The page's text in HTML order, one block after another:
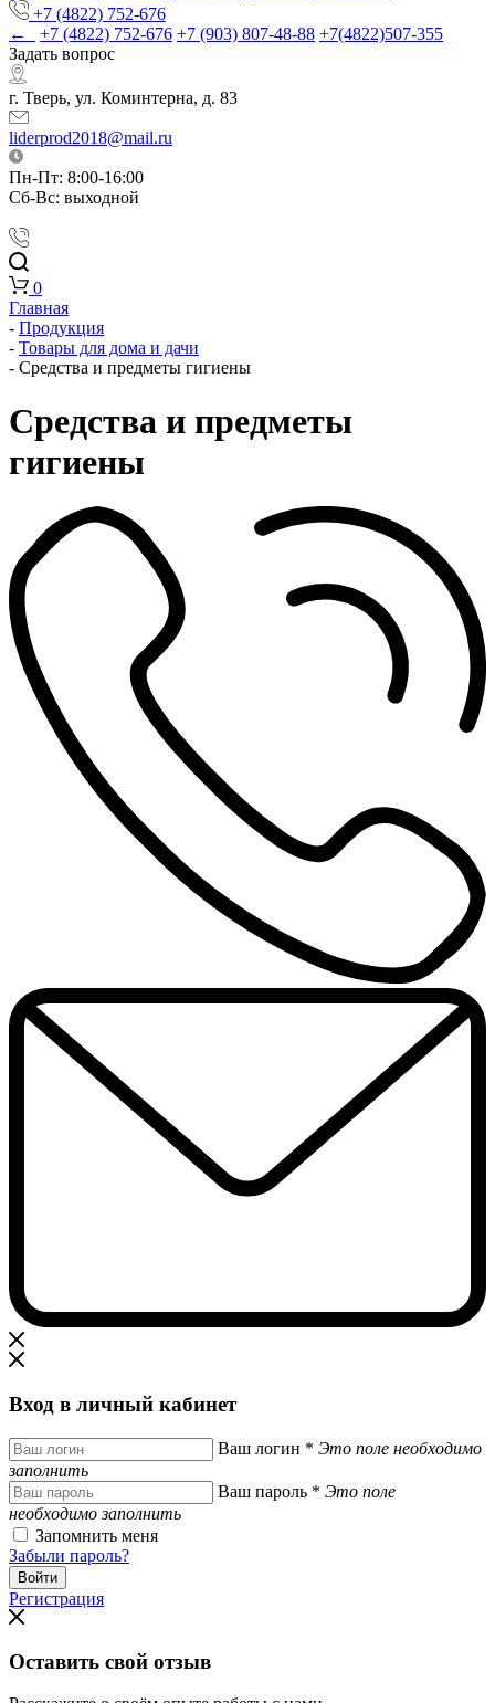
+7 (4822) 752-676
←
+7 (4822) 752-676 +7 (903) 807-48-88 +7(4822)507-355
Задать вопрос
г. Тверь, ул. Коминтерна, д. 83
liderprod2018@mail.ru
Пн-Пт: 8:00-16:00
Сб-Вс: выходной
0
Главная
- Продукция
- Товары для дома и дачи
- Средства и предметы гигиены
Средства и предметы
гигиены
Вход в личный кабинет
Ваш логин * Это поле необходимо
заполнить
Ваш пароль * Это поле
необходимо заполнить
Запомнить меня
Забыли пароль?
Регистрация
Оставить свой отзыв